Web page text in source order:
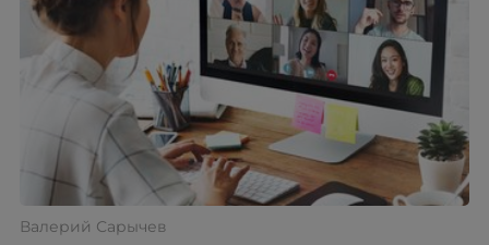
Валерий Сарычев